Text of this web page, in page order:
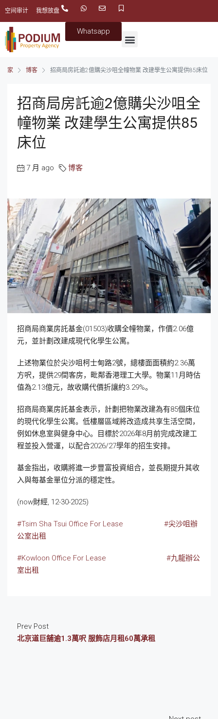
空间审计 我想放盘
Whatsapp
家 博客 招商局房託逾2億購尖沙咀全幢物業 改建學生公寓提供85床位
招商局房託逾2億購尖沙咀全
幢物業 改建學生公寓提供85
床位
7 月 ago 博客
招商局商業房託基金(01503)收購全幢物業，作價2.06億
元，並計劃改建成現代化學生公寓。
上述物業位於尖沙咀柯士甸路2號，總樓面面積約2.36萬
方呎，提供29間客房，毗鄰香港理工大學。物業11月時估
值為2.13億元，故收購代價折讓約3.29%。
招商局商業房託基金表示，計劃把物業改建為有85個床位
的現代化學生公寓。低樓層區域將改造成共享生活空間，
例如休息室與健身中心。目標於2026年8月前完成改建工
程並投入營運，以配合2026/27學年的招生安排。
基金指出，收購將進一步豐富投資組合，並長期提升其收
入與每基金單位分派的穩定性。
(now財經, 12-30-2025)
#Tsim Sha Tsui Office For Lease
#尖沙咀辦
公室出租
#Kowloon Office For Lease
#九龍辦公
室出租
Prev Post
北京道巨舖逾1.3萬呎 服飾店月租60萬承租